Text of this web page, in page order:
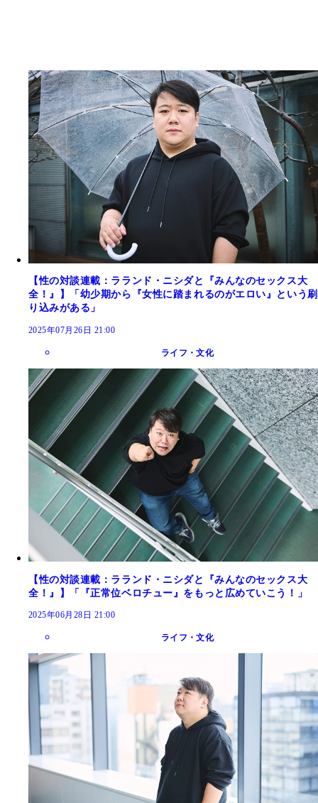
【性の対談連載：ラランド・ニシダと『みんなのセックス大
全！』】「幼少期から『女性に踏まれるのがエロい』という刷
り込みがある」
2025年07月26日 21:00
ライフ・文化
【性の対談連載：ラランド・ニシダと『みんなのセックス大
全！』】「『正常位ベロチュー』をもっと広めていこう！」
2025年06月28日 21:00
ライフ・文化